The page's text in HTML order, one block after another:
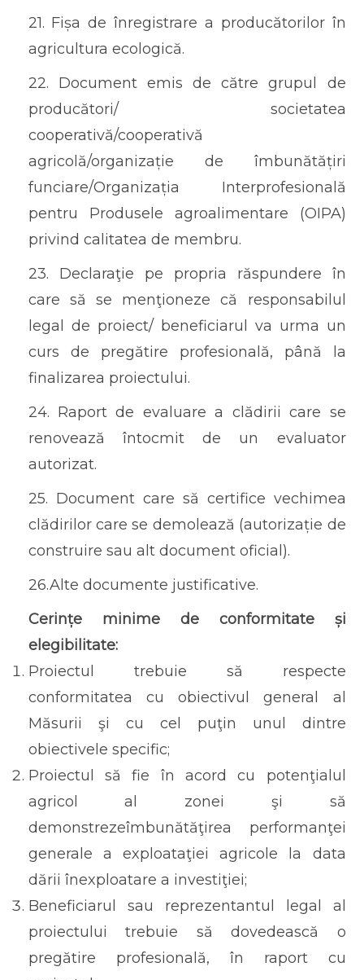
21. Fișa de înregistrare a producătorilor în
agricultura ecologică.
22. Document emis de către grupul de
producători/ societatea
cooperativă/cooperativă
agricolă/organizație de îmbunătățiri
funciare/Organizația Interprofesională
pentru Produsele agroalimentare (OIPA)
privind calitatea de membru.
23. Declaraţie pe propria răspundere în
care să se menţioneze că responsabilul
legal de proiect/ beneficiarul va urma un
curs de pregătire profesională, până la
finalizarea proiectului.
24. Raport de evaluare a clădirii care se
renovează întocmit de un evaluator
autorizat.
25. Document care să certifice vechimea
clădirilor care se demolează (autorizație de
construire sau alt document oficial).
26.Alte documente justificative.
Cerințe minime de conformitate și
elegibilitate:
Proiectul trebuie să respecte
conformitatea cu obiectivul general al
Măsurii şi cu cel puţin unul dintre
obiectivele specific;
Proiectul să fie în acord cu potenţialul
agricol al zonei şi să
demonstrezeîmbunătăţirea performanţei
generale a exploataţiei agricole la data
dării înexploatare a investiţiei;
Beneficiarul sau reprezentantul legal al
proiectului trebuie să dovedească o
pregătire profesională, în raport cu